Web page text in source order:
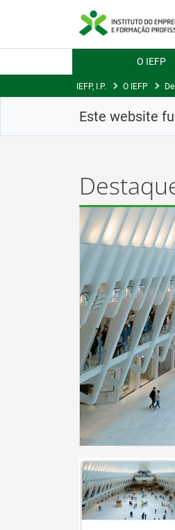
O IEFP
IEFP, I.P. O IEFP
Este website